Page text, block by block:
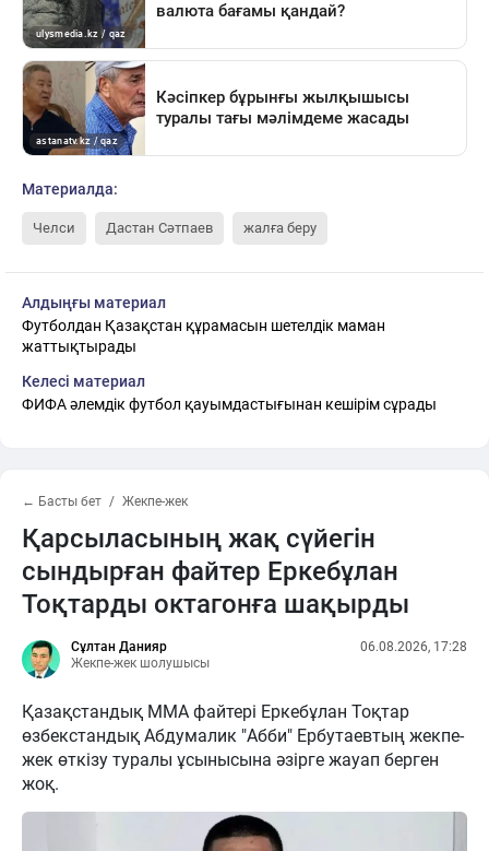
Материалда:
Челси Дастан Сәтпаев жалға беру
Алдыңғы материал
Футболдан Қазақстан құрамасын шетелдік маман
жаттықтырады
Келесі материал
ФИФА әлемдік футбол қауымдастығынан кешірім сұрады
← Басты бет Жекпе-жек
Қарсыласының жақ сүйегін
сындырған файтер Еркебұлан
Тоқтарды октагонға шақырды
Сұлтан Данияр
Жекпе-жек шолушысы
06.08.2026, 17:28
Қазақстандық ММА файтері Еркебұлан Тоқтар
өзбекстандық Абдумалик "Абби" Ербутаевтың жекпе-
жек өткізу туралы ұсынысына әзірге жауап берген
жоқ.